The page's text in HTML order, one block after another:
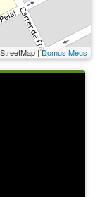
|Domus Meus